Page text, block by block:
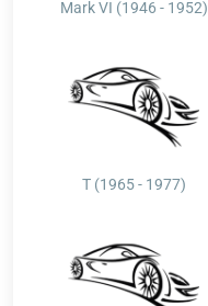
Mark VI (1946 - 1952)
T (1965 - 1977)